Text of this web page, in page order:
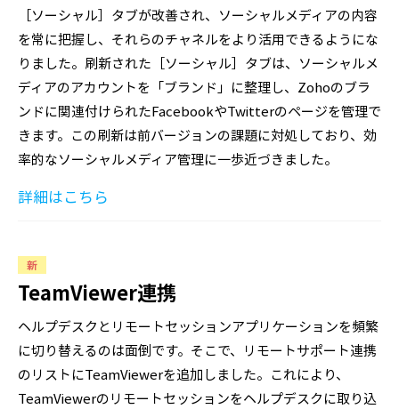
［ソーシャル］タブが改善され、ソーシャルメディアの内容
を常に把握し、それらのチャネルをより活用できるようにな
りました。刷新された［ソーシャル］タブは、ソーシャルメ
ディアのアカウントを「ブランド」に整理し、Zohoのブラ
ンドに関連付けられたFacebookやTwitterのページを管理で
きます。この刷新は前バージョンの課題に対処しており、効
率的なソーシャルメディア管理に一歩近づきました。
詳細はこちら
TeamViewer連携
新
ヘルプデスクとリモートセッションアプリケーションを頻繁
に切り替えるのは面倒です。そこで、リモートサポート連携
のリストにTeamViewerを追加しました。これにより、
TeamViewerのリモートセッションをヘルプデスクに取り込